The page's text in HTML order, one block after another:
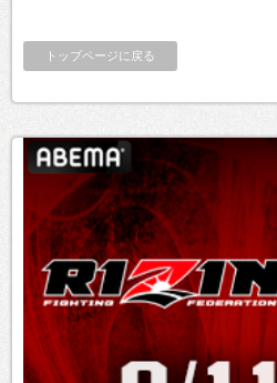
トップページに戻る